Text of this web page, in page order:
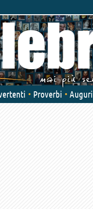
Proverbi Auguri